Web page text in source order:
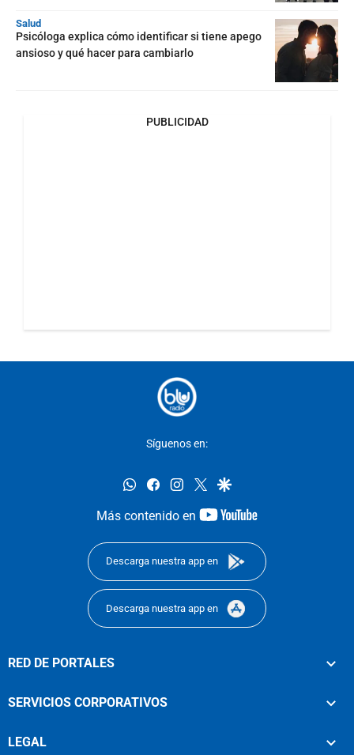
Salud
Psicóloga explica cómo identificar si tiene apego
ansioso y qué hacer para cambiarlo
PUBLICIDAD
Síguenos en:
whatsappfacebookinstagram
twittergoogle
Más contenido en
youtube-
Descarga nuestra app en
Descarga nuestra app en
RED DE PORTALES
SERVICIOS CORPORATIVOS
LEGAL